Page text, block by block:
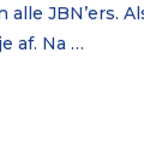
JBN’ers.
af. Na …